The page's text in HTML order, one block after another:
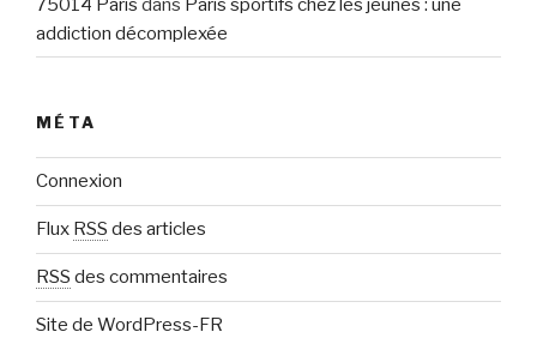
75014 Paris dans Paris sportifs chez les jeunes : une
addiction décomplexée
MÉTA
Connexion
Flux RSS des articles
RSS des commentaires
Site de WordPress-FR